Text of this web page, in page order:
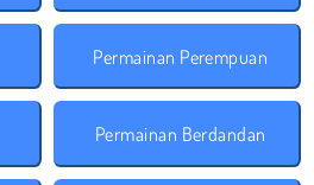
Permainan Perempuan
Permainan Berdandan